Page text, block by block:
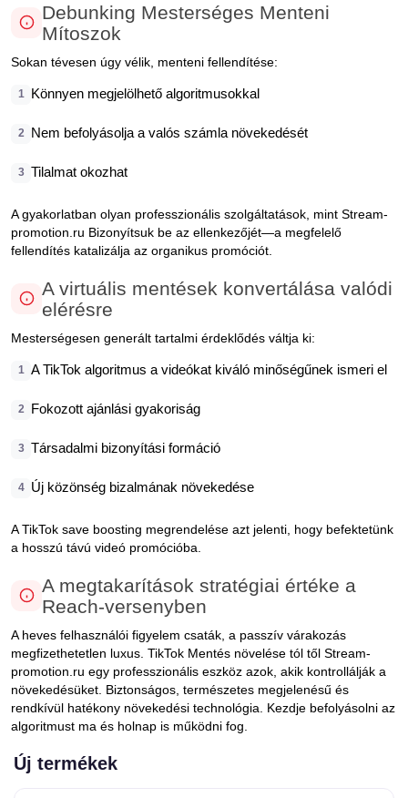
Debunking Mesterséges Menteni
Mítoszok
Sokan tévesen úgy vélik, menteni fellendítése:
1 Könnyen megjelölhető algoritmusokkal
2 Nem befolyásolja a valós számla növekedését
3 Tilalmat okozhat
A gyakorlatban olyan professzionális szolgáltatások, mint Stream-
promotion.ru Bizonyítsuk be az ellenkezőjét—a megfelelő
fellendítés katalizálja az organikus promóciót.
A virtuális mentések konvertálása valódi
elérésre
Mesterségesen generált tartalmi érdeklődés váltja ki:
1 A TikTok algoritmus a videókat kiváló minőségűnek ismeri el
2 Fokozott ajánlási gyakoriság
3 Társadalmi bizonyítási formáció
4 Új közönség bizalmának növekedése
A TikTok save boosting megrendelése azt jelenti, hogy befektetünk
a hosszú távú videó promócióba.
A megtakarítások stratégiai értéke a
Reach-versenyben
A heves felhasználói figyelem csaták, a passzív várakozás
megfizethetetlen luxus. TikTok Mentés növelése tól től Stream-
promotion.ru egy professzionális eszköz azok, akik kontrollálják a
növekedésüket. Biztonságos, természetes megjelenésű és
rendkívül hatékony növekedési technológia. Kezdje befolyásolni az
algoritmust ma és holnap is működni fog.
Új termékek